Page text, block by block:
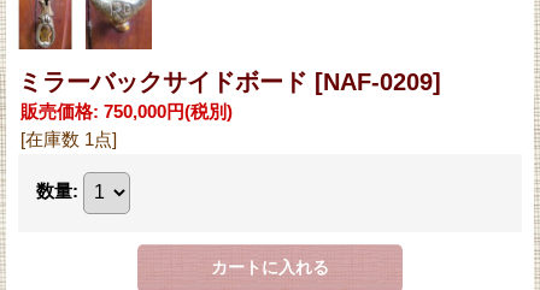
ミラーバックサイドボード [NAF-0209]
販売価格: 750,000円(税別)
[在庫数 1点]
数量: